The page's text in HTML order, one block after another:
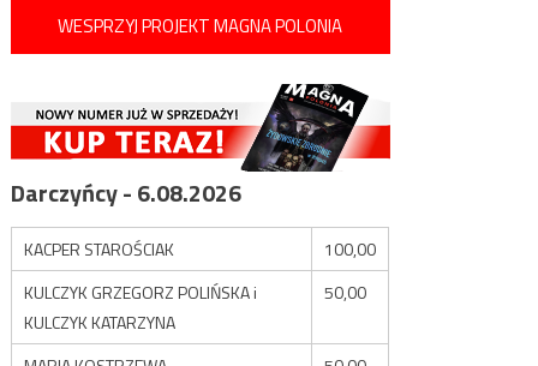
WESPRZYJ PROJEKT MAGNA POLONIA
Darczyńcy - 6.08.2026
KACPER STAROŚCIAK
100,00
KULCZYK GRZEGORZ POLIŃSKA i
KULCZYK KATARZYNA
50,00